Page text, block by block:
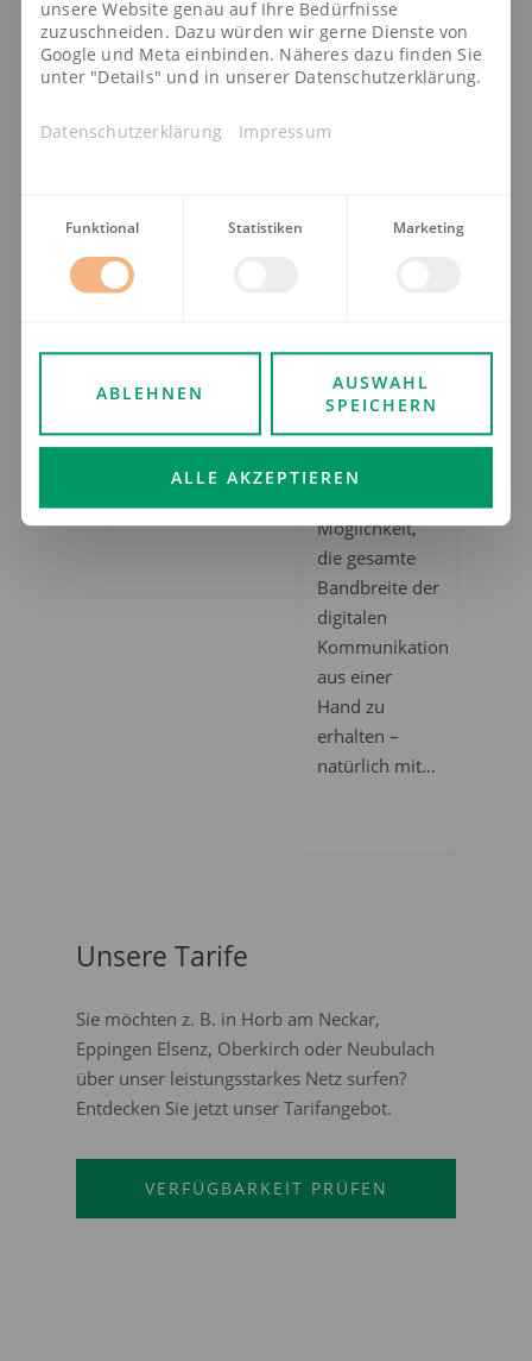
wird
belohnt: 5
Euro
Rabatt
mit
Vorteil
Mit Internet,
Telefon,
Fernsehen und
Mobilfunk
haben unsere
Möglichkeit,
die gesamte
Bandbreite der
digitalen
Kommunikation
aus einer
Hand zu
erhalten –
natürlich mit…
Unsere Tarife
Sie möchten z. B. in Horb am Neckar,
Eppingen Elsenz, Oberkirch oder Neubulach
über unser leistungsstarkes Netz surfen?
Entdecken Sie jetzt unser Tarifangebot.
VERFÜGBARKEIT PRÜFEN
unsere Website genau auf Ihre Bedürfnisse
zuzuschneiden. Dazu würden wir gerne Dienste von
Google und Meta einbinden. Näheres dazu finden Sie
unter "Details" und in unserer Datenschutzerklärung.
Datenschutzerklärung Impressum
Funktional Statistiken Marketing
ABLEHNEN
AUSWAHL
SPEICHERN
ALLE AKZEPTIEREN